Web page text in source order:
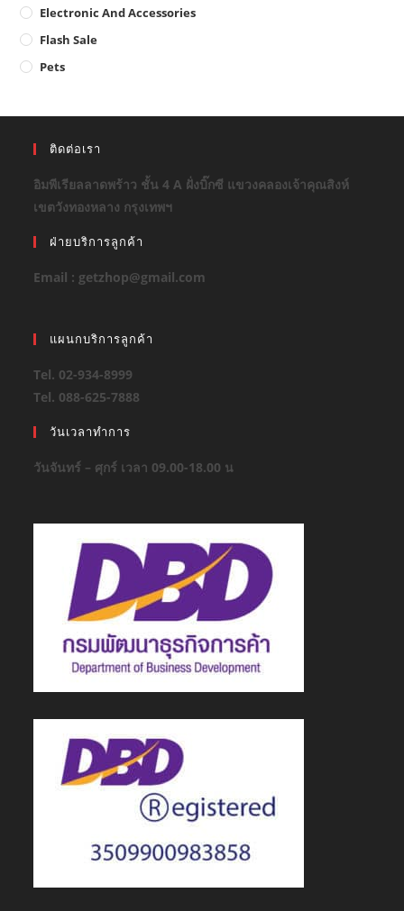
Electronic And Accessories
Flash Sale
Pets
ติดต่อเรา
อิมพีเรียลลาดพร้าว ชั้น 4 A ฝั่งบิ๊กซี แขวงคลองเจ้าคุณสิงห์
เขตวังทองหลาง กรุงเทพฯ
ฝ่ายบริการลูกค้า
Email : getzhop@gmail.com
แผนกบริการลูกค้า
Tel. 02-934-8999
Tel. 088-625-7888
วันเวลาทำการ
วันจันทร์ – ศุกร์ เวลา 09.00-18.00 น